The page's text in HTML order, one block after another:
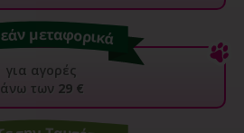
για αγορές
άνω των 29 €